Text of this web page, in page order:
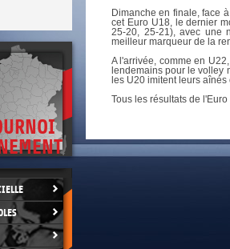
Dimanche en finale, face
cet Euro U18, le dernier
25-20, 25-21), avec une
meilleur marqueur de la
A l'arrivée, comme en
lendemains pour le volley
les U20 imitent leurs
Tous les résultats de l'Euro